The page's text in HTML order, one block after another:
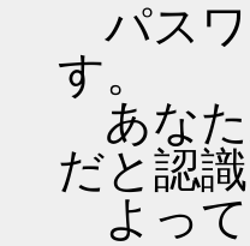
パスワ
す。
あなた
だと認
よって